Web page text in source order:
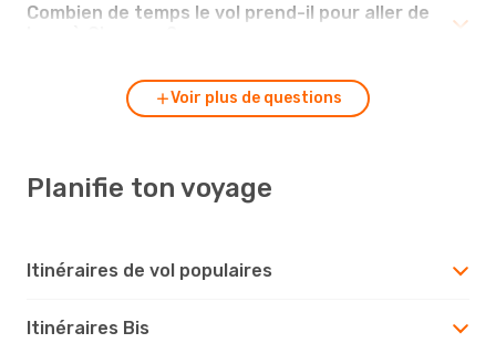
Combien de temps le vol prend-il pour aller de
Voir plus de questions
Planifie ton voyage
Itinéraires de vol populaires
Itinéraires Bis